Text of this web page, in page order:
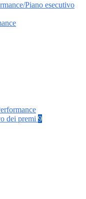
Piano esecutivo
dei premi 9